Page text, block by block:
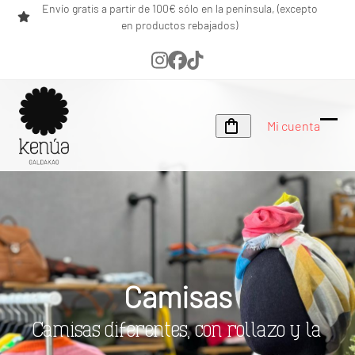
Skip
Envío gratis a partir de 100€ sólo en la península, (excepto
en productos rebajados)
Instagram
Facebook
Tiktok
Mi cuenta
Camisas
Camisas diferentes, con rollazo y la